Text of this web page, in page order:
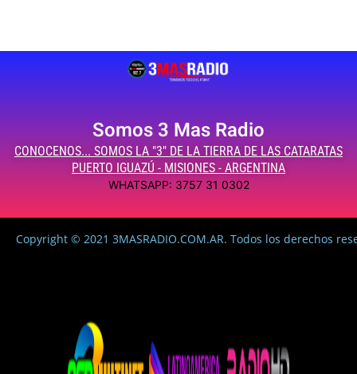
Somos 3 Mas Radio
CONOCENOS... SOMOS LA "3" DE LA TIERRA DE LAS CATARATAS
PUERTO IGUAZÚ - MISIONES - ARGENTINA
WHATSAPP: 3757 31 0302
Copyright © 2021 3MASRADIO.COM.AR. Todos los derechos